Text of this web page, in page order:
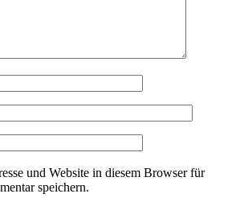
und Website in diesem Browser für
speichern.